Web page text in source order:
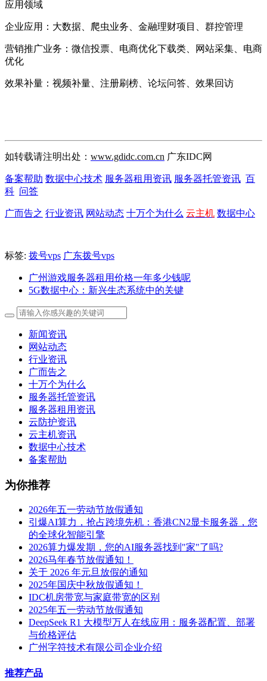
应用领域
企业应用：大数据、爬虫业务、金融理财项目、群控管理
营销推广业务：微信投票、电商优化下载类、网站采集、电商
优化
效果补量：视频补量、注册刷榜、论坛问答、效果回访
如转载请注明出处： www.gdidc.com.cn 广东IDC网
备案帮助 数据中心技术 服务器租用资讯 服务器托管资讯 百
科 问答
广而告之 行业资讯 网站动态 十万个为什么 云主机 数据中心
标签: 拨号vps 广东拨号vps
广州游戏服务器租用价格一年多少钱呢
5G数据中心：新兴生态系统中的关键
新闻资讯
网站动态
行业资讯
广而告之
十万个为什么
服务器托管资讯
服务器租用资讯
云防护资讯
云主机资讯
数据中心技术
备案帮助
为你推荐
2026年五一劳动节放假通知
引爆AI算力，抢占跨境先机：香港CN2显卡服务器，您
的全球化智能引擎
2026算力爆发期，您的AI服务器找到"家"了吗?
2026马年春节放假通知！
关于 2026 年元旦放假的通知
2025年国庆中秋放假通知！
IDC机房带宽与家庭带宽的区别
2025年五一劳动节放假通知
DeepSeek R1 大模型万人在线应用：服务器配置、部署
与价格评估
广州字符技术有限公司企业介绍
推荐产品